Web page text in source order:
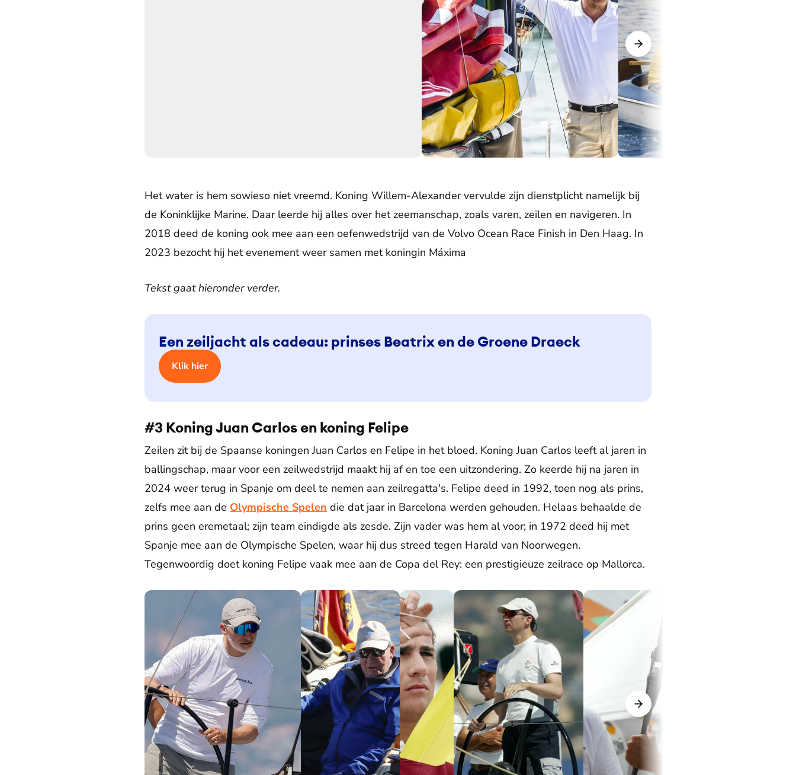
Het water is hem sowieso niet vreemd. Koning Willem-Alexander vervulde zijn dienstplicht namelijk bij
de Koninklijke Marine. Daar leerde hij alles over het zeemanschap, zoals varen, zeilen en navigeren. In
2018 deed de koning ook mee aan een oefenwedstrijd van de Volvo Ocean Race Finish in Den Haag. In
2023 bezocht hij het evenement weer samen met koningin Máxima
Tekst gaat hieronder verder.
Een zeiljacht als cadeau: prinses Beatrix en de Groene Draeck
Klik hier
#3 Koning Juan Carlos en koning Felipe
Zeilen zit bij de Spaanse koningen Juan Carlos en Felipe in het bloed. Koning Juan Carlos leeft al jaren in
ballingschap, maar voor een zeilwedstrijd maakt hij af en toe een uitzondering. Zo keerde hij na jaren in
2024 weer terug in Spanje om deel te nemen aan zeilregatta's. Felipe deed in 1992, toen nog als prins,
zelfs mee aan de Olympische Spelen die dat jaar in Barcelona werden gehouden. Helaas behaalde de
prins geen eremetaal; zijn team eindigde als zesde. Zijn vader was hem al voor; in 1972 deed hij met
Spanje mee aan de Olympische Spelen, waar hij dus streed tegen Harald van Noorwegen.
Tegenwoordig doet koning Felipe vaak mee aan de Copa del Rey: een prestigieuze zeilrace op Mallorca.